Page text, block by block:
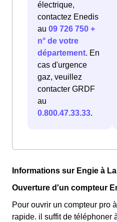
électrique,
contactez Enedis
au 09 726 750 +
n° de votre
département. En
cas d'urgence
gaz, veuillez
contacter GRDF
au
0.800.47.33.33.
Informations sur Engie à
Ouverture d'un compteur
Pour ouvrir un compteur pro
rapide. il suffit de téléphoner